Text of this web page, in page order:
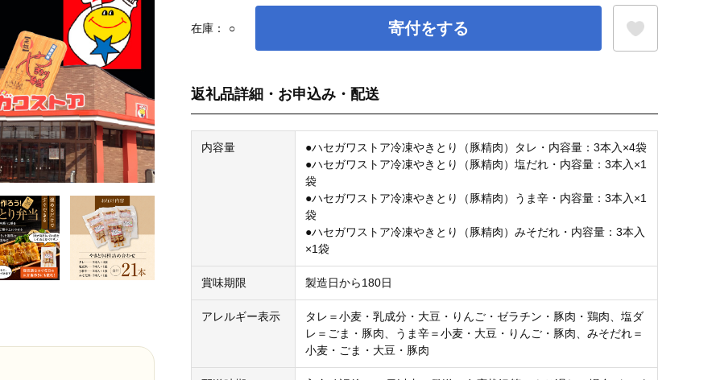
在庫： ○ 寄付をする
返礼品詳細・お申込み・配送
内容量
●ハセガワストア冷凍やきとり（豚精肉）タレ・内容量：3本入×4袋
●ハセガワストア冷凍やきとり（豚精肉）塩だれ・内容量：3本入×1
袋
●ハセガワストア冷凍やきとり（豚精肉）うま辛・内容量：3本入×1
袋
●ハセガワストア冷凍やきとり（豚精肉）みそだれ・内容量：3本入
×1袋
賞味期限 製造日から180日
アレルギー表示
タレ＝小麦・乳成分・大豆・りんご・ゼラチン・豚肉・鶏肉、塩ダ
レ＝ごま・豚肉、うま辛＝小麦・大豆・りんご・豚肉、みそだれ＝
小麦・ごま・大豆・豚肉